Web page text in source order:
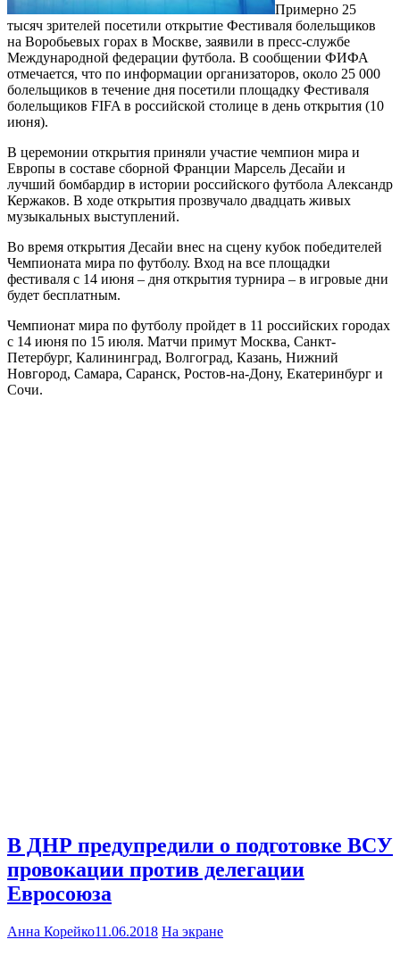
Примерно 25
тысяч зрителей посетили открытие Фестиваля болельщиков
на Воробьевых горах в Москве, заявили в пресс-службе
Международной федерации футбола. В сообщении ФИФА
отмечается, что по информации организаторов, около 25 000
болельщиков в течение дня посетили площадку Фестиваля
болельщиков FIFA в российской столице в день открытия (10
июня).
В церемонии открытия приняли участие чемпион мира и
Европы в составе сборной Франции Марсель Десайи и
лучший бомбардир в истории российского футбола Александр
Кержаков. В ходе открытия прозвучало двадцать живых
музыкальных выступлений.
Во время открытия Десайи внес на сцену кубок победителей
Чемпионата мира по футболу. Вход на все площадки
фестиваля с 14 июня – дня открытия турнира – в игровые дни
будет бесплатным.
Чемпионат мира по футболу пройдет в 11 российских городах
с 14 июня по 15 июля. Матчи примут Москва, Санкт-
Петербург, Калининград, Волгоград, Казань, Нижний
Новгород, Самара, Саранск, Ростов-на-Дону, Екатеринбург и
Сочи.
В ДНР предупредили о подготовке ВСУ
провокации против делегации
Евросоюза
Анна Корейко11.06.2018 На экране